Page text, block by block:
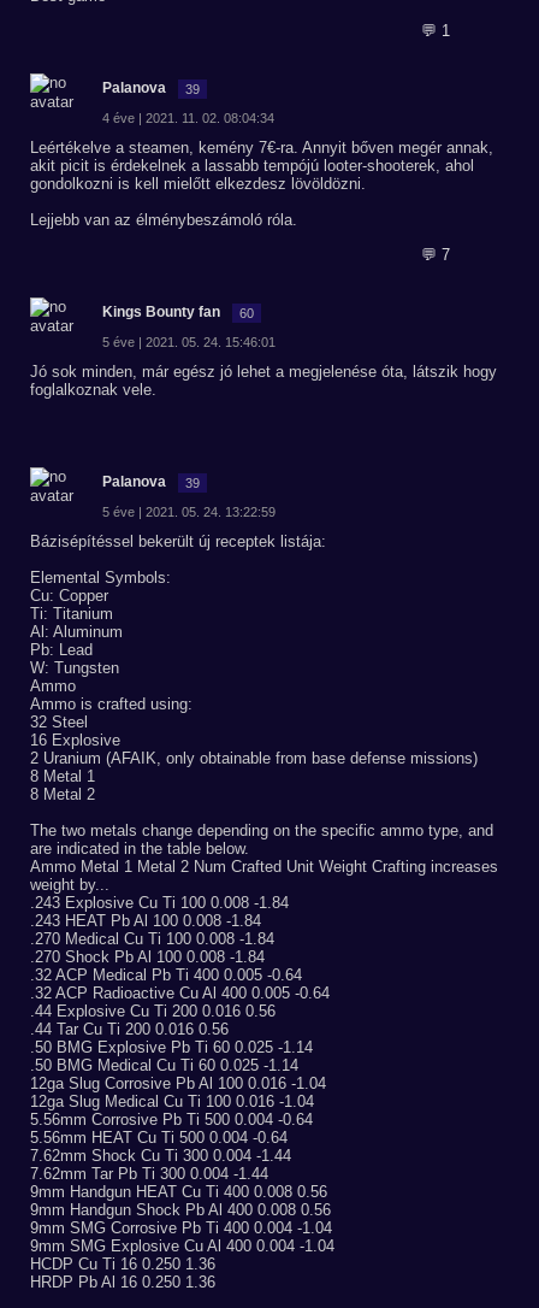
💬 1
Palanova 39
4 éve | 2021. 11. 02. 08:04:34
Leértékelve a steamen, kemény 7€-ra. Annyit bőven megér annak,
akit picit is érdekelnek a lassabb tempójú looter-shooterek, ahol
gondolkozni is kell mielőtt elkezdesz lövöldözni.
Lejjebb van az élménybeszámoló róla.
💬 7
Kings Bounty fan 60
5 éve | 2021. 05. 24. 15:46:01
Jó sok minden, már egész jó lehet a megjelenése óta, látszik hogy
foglalkoznak vele.
Palanova 39
5 éve | 2021. 05. 24. 13:22:59
Bázisépítéssel bekerült új receptek listája:
Elemental Symbols:
Cu: Copper
Ti: Titanium
Al: Aluminum
Pb: Lead
W: Tungsten
Ammo
Ammo is crafted using:
32 Steel
16 Explosive
2 Uranium (AFAIK, only obtainable from base defense missions)
8 Metal 1
8 Metal 2
The two metals change depending on the specific ammo type, and
are indicated in the table below.
Ammo Metal 1 Metal 2 Num Crafted Unit Weight Crafting increases
weight by...
.243 Explosive Cu Ti 100 0.008 -1.84
.243 HEAT Pb Al 100 0.008 -1.84
.270 Medical Cu Ti 100 0.008 -1.84
.270 Shock Pb Al 100 0.008 -1.84
.32 ACP Medical Pb Ti 400 0.005 -0.64
.32 ACP Radioactive Cu Al 400 0.005 -0.64
.44 Explosive Cu Ti 200 0.016 0.56
.44 Tar Cu Ti 200 0.016 0.56
.50 BMG Explosive Pb Ti 60 0.025 -1.14
.50 BMG Medical Cu Ti 60 0.025 -1.14
12ga Slug Corrosive Pb Al 100 0.016 -1.04
12ga Slug Medical Cu Ti 100 0.016 -1.04
5.56mm Corrosive Pb Ti 500 0.004 -0.64
5.56mm HEAT Cu Ti 500 0.004 -0.64
7.62mm Shock Cu Ti 300 0.004 -1.44
7.62mm Tar Pb Ti 300 0.004 -1.44
9mm Handgun HEAT Cu Ti 400 0.008 0.56
9mm Handgun Shock Pb Al 400 0.008 0.56
9mm SMG Corrosive Pb Ti 400 0.004 -1.04
9mm SMG Explosive Cu Al 400 0.004 -1.04
HCDP Cu Ti 16 0.250 1.36
HRDP Pb Al 16 0.250 1.36